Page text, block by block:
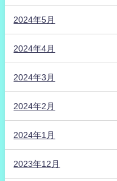
2024年5月
2024年4月
2024年3月
2024年2月
2024年1月
2023年12月